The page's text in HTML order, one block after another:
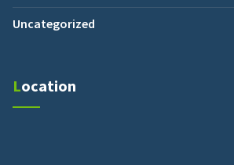
Uncategorized
Location